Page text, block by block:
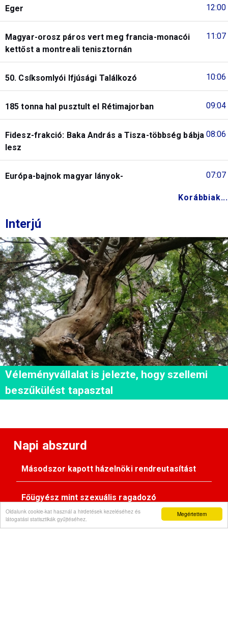
Megértettem
Oldalunk cookie-kat használ a hirdetések kezeléséhez és
látogatási statisztikák gyűjtéséhez.
12:00
Eger
11:07
Magyar-orosz páros vert meg francia-monacói
kettőst a montreali tenisztornán
10:06
50. Csíksomlyói Ifjúsági Találkozó
09:04
185 tonna hal pusztult el Rétimajorban
08:06
Fidesz-frakció: Baka András a Tisza-többség bábja
lesz
07:07
Európa-bajnok magyar lányok-
Korábbiak...
Interjú
Véleményvállalat is jelezte, hogy szellemi
beszűkülést tapasztal
Napi abszurd
Másodszor kapott házelnöki rendreutasítást
Főügyész mint szexuális ragadozó
Pimasz önkényúr